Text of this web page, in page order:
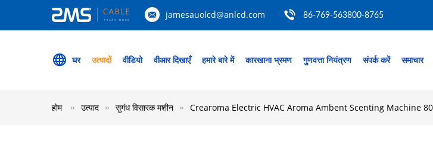
jamesauolcd@anlcd.com 86-769-563800-8765
घर उत्पादों वीडियो वीआर दिखाएँ हमारे बारे में कारखाना भ्रमण गुणवत्ता नियंत्रण संपर्क करें समाचार
होम उत्पाद सुगंध विसारक मशीन Crearoma Electric HVAC Aroma Ambent Scenting Machine